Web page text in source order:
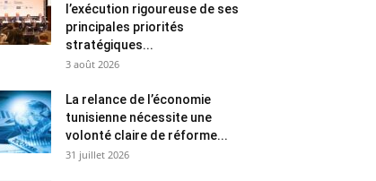
l’exécution rigoureuse de ses
principales priorités
stratégiques...
3 août 2026
La relance de l’économie
tunisienne nécessite une
volonté claire de réforme...
31 juillet 2026